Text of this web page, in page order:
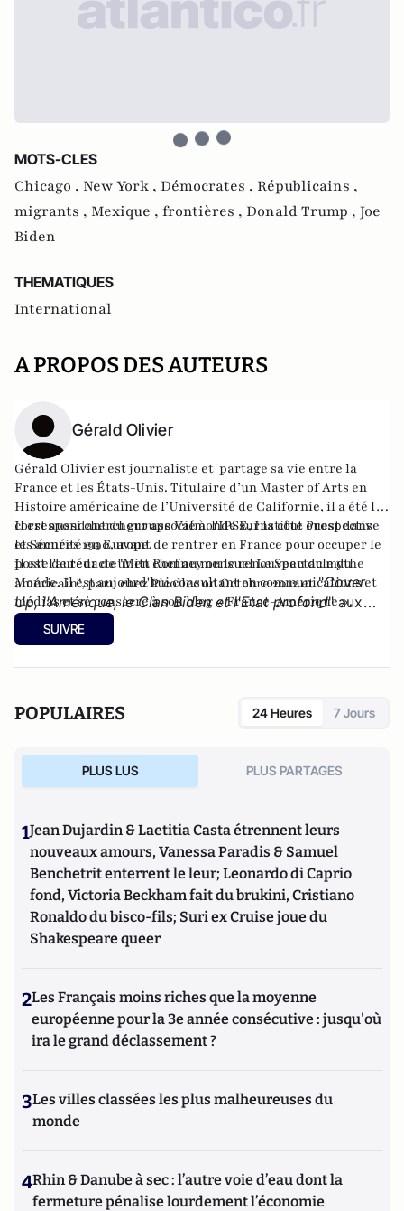
MOTS-CLES
Chicago , New York , Démocrates , Républicains ,
migrants , Mexique , frontières , Donald Trump , Joe
Biden
THEMATIQUES
International
A PROPOS DES AUTEURS
Gérald Olivier
Gérald Olivier est journaliste et partage sa vie entre la
France et les États-Unis. Titulaire d’un Master of Arts en
Histoire américaine de l’Université de Californie, il a été le
correspondant du groupe Valmonde sur la côte ouest dans
les années 1990, avant de rentrer en France pour occuper le
poste de rédacteur en chef au mensuel Le Spectacle du
Monde. Il est aujourd'hui consultant en communications et
médias et se consacre à sonblog « France-Amérique ».
Il est aussi chercheur associé à l'IPSE, Institut Prospective
et Sécurité en Europe.
Il est l'auteur de"Mitt Romney ou le renouveau du mythe
américain", paru chez Picollec on Octobre 2012 et "Cover
Up, l'Amérique, le Clan Biden et l'Etat profond" aux
éditions Konfident.
SUIVRE
POPULAIRES 24 Heures 7 Jours
PLUS LUS PLUS PARTAGES
1Jean Dujardin & Laetitia Casta étrennent leurs
nouveaux amours, Vanessa Paradis & Samuel
Benchetrit enterrent le leur; Leonardo di Caprio
fond, Victoria Beckham fait du brukini, Cristiano
Ronaldo du bisco-fils; Suri ex Cruise joue du
Shakespeare queer
2Les Français moins riches que la moyenne
européenne pour la 3e année consécutive : jusqu'où
ira le grand déclassement ?
3Les villes classées les plus malheureuses du
monde
4Rhin & Danube à sec : l’autre voie d’eau dont la
fermeture pénalise lourdement l’économie